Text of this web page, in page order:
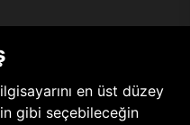
en üst düzey
gibi seçebileceğin